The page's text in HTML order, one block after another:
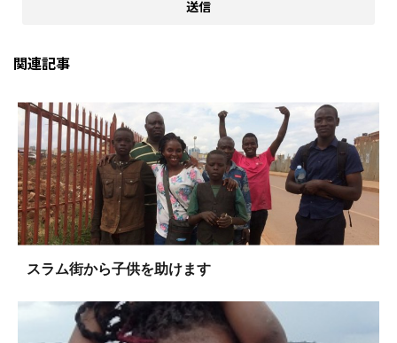
関連記事
スラム街から子供を助けます